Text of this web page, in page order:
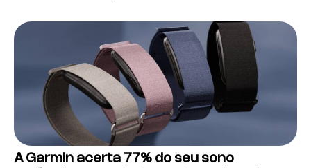
A Garmin acerta 77% do seu sono